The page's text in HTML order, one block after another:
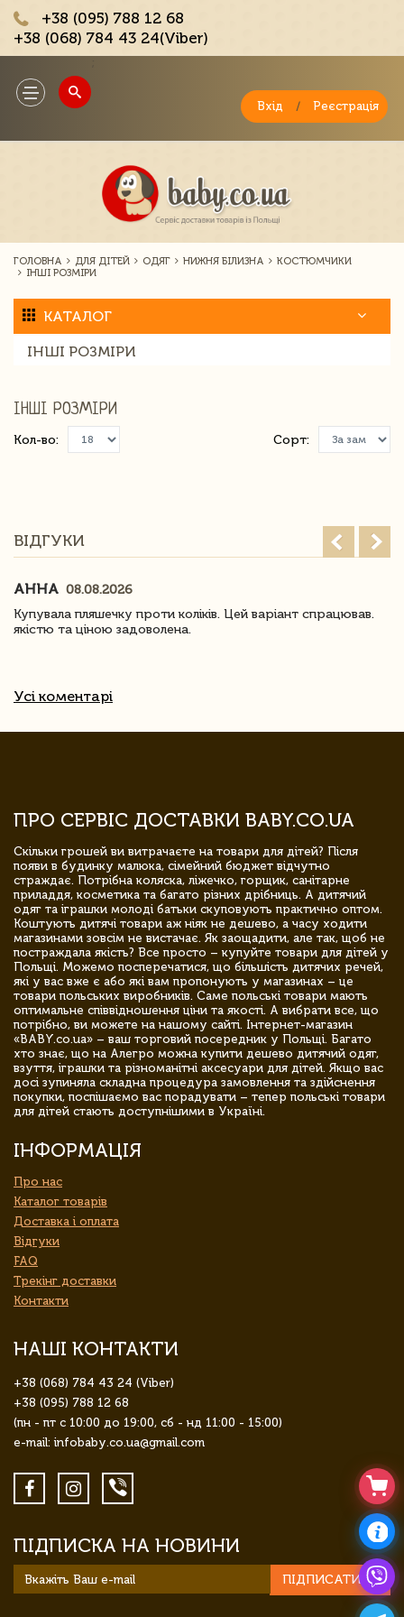
+38 (095) 788 12 68
+38 (068) 784 43 24(Viber)
Toggle
navigation
Вхід / Реєстрація
ГОЛОВНА ДЛЯ ДІТЕЙ ОДЯГ НИЖНЯ БІЛИЗНА
КОСТЮМЧИКИ
ІНШІ РОЗМІРИ
КАТАЛОГ
ІНШІ РОЗМІРИ
ІНШІ РОЗМІРИ
Кол-во: Сорт:
ВІДГУКИ
АННА 08.08.2026
Купувала пляшечку проти коліків. Цей варіант спрацював.
якістю та ціною задоволена.
Усі коментарі
ПРО СЕРВІС ДОСТАВКИ BABY.CO.UA
Скільки грошей ви витрачаєте на товари для дітей? Після
появи в будинку малюка, сімейний бюджет відчутно
страждає. Потрібна коляска, ліжечко, горщик, санітарне
приладдя, косметика та багато різних дрібниць. А дитячий
одяг та іграшки молоді батьки скуповують практично оптом.
Коштують дитячі товари аж ніяк не дешево, а часу ходити
магазинами зовсім не вистачає. Як заощадити, але так, щоб не
постраждала якість? Все просто – купуйте товари для дітей у
Польщі. Можемо посперечатися, що більшість дитячих речей,
які у вас вже є або які вам пропонують у магазинах – це
товари польських виробників. Саме польські товари мають
оптимальне співвідношення ціни та якості. А вибрати все, що
потрібно, ви можете на нашому сайті. Інтернет-магазин
«BABY.co.ua» – ваш торговий посередник у Польщі. Багато
хто знає, що на Алегро можна купити дешево дитячий одяг,
взуття, іграшки та різноманітні аксесуари для дітей. Якщо вас
досі зупиняла складна процедура замовлення та здійснення
покупки, поспішаємо вас порадувати – тепер польські товари
для дітей стають доступнішими в Україні.
ІНФОРМАЦІЯ
Про нас
Каталог товарів
Доставка і оплата
Відгуки
FAQ
Трекінг доставки
Контакти
НАШІ КОНТАКТИ
+38 (068) 784 43 24 (Viber)
+38 (095) 788 12 68
(пн - пт с 10:00 до 19:00, сб - нд 11:00 - 15:00)
e-mail: infobaby.co.ua@gmail.com
ПІДПИСКА НА НОВИНИ
ПІДПИСАТИСЯ